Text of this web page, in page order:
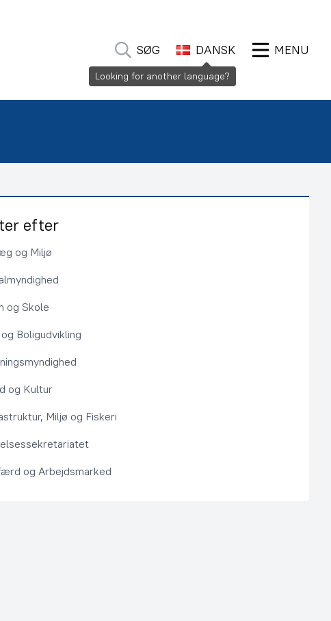
SØG DANSK MENU
efter
og Miljø
og Skole
Boligudvikling
og Kultur
Miljø og Fiskeri
og Arbejdsmarked
Looking for another language?